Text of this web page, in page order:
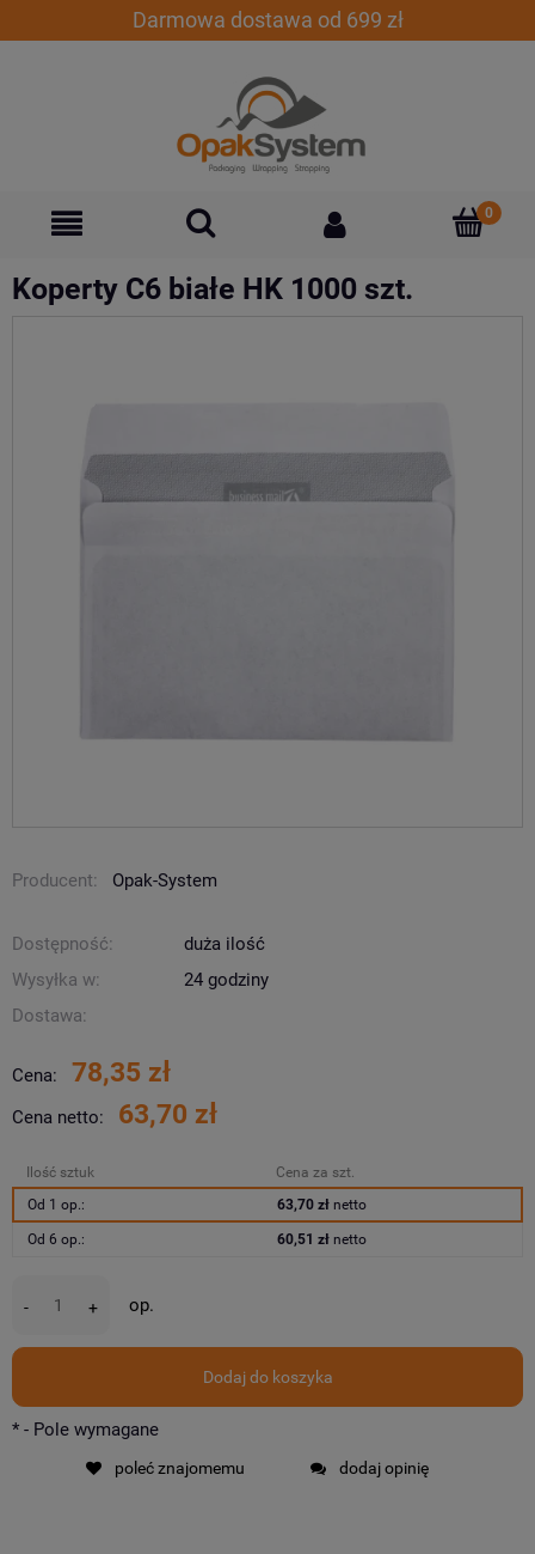
Darmowa dostawa od 699 zł
Koperty C6 białe HK 1000 szt.
Producent: Opak-System
Dostępność:
duża ilość
Wysyłka w:
24 godziny
Dostawa:
Cena: 78,35 zł
Cena netto: 63,70 zł
Ilość sztuk
Cena za szt.
Od 1 op.:
63,70 złnetto
Od 6 op.: 60,51 złnetto
- + op.
Dodaj do koszyka
* - Pole wymagane
poleć znajomemu dodaj opinię